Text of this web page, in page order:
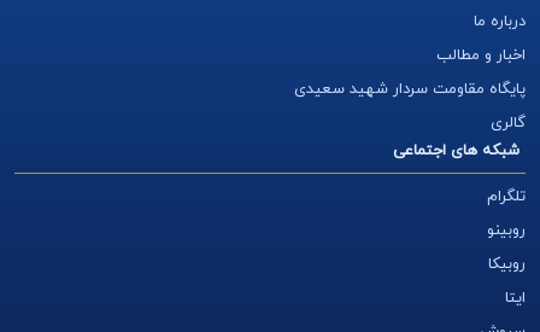
درباره ما
اخبار و مطالب
پایگاه مقاومت سردار شهید سعیدی
گالری
شبکه های اجتماعی
تلگرام
روبینو
روبیکا
ایتا